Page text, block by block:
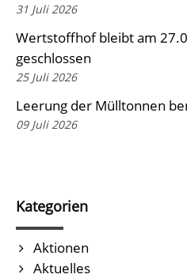
31 Juli 2026
Wertstoffhof bleibt am
geschlossen
25 Juli 2026
Leerung der Mülltonnen
09 Juli 2026
Kategorien
Aktionen
Aktuelles